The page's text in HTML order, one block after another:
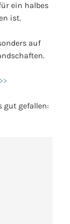
ein halbes
ist.
auf
gut gefallen: